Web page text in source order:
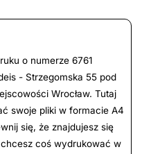
o numerze 6761
- Strzegomska 55 pod
Wrocław. Tutaj
swoje pliki w formacie A4
się, że znajdujesz się
coś wydrukować w